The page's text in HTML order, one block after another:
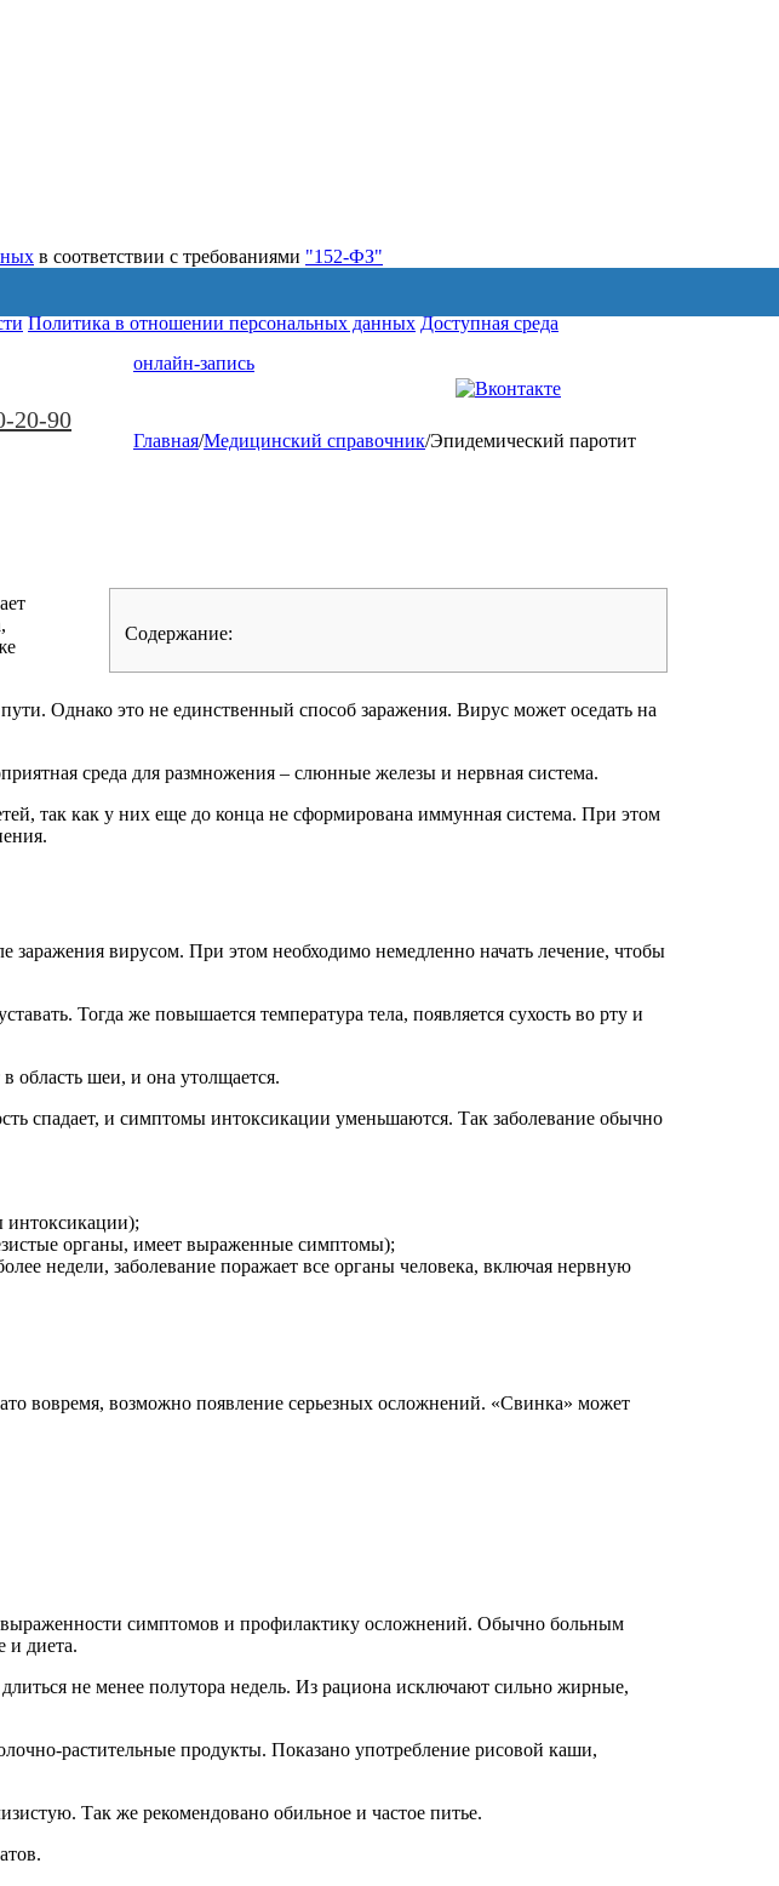
в соответствии с требованиями "152-ФЗ"
Политика в отношении персональных данных Доступная среда
20-90
онлайн-запись
Главная/Медицинский справочник/Эпидемический паротит
Содержание:
Однако это не единственный способ заражения. Вирус может оседать на
среда для размножения – слюнные железы и нервная система.
так как у них еще до конца не сформирована иммунная система. При этом
заражения вирусом. При этом необходимо немедленно начать лечение, чтобы
Тогда же повышается температура тела, появляется сухость во рту и
область шеи, и она утолщается.
спадает, и симптомы интоксикации уменьшаются. Так заболевание обычно
интоксикации);
органы, имеет выраженные симптомы);
недели, заболевание поражает все органы человека, включая нервную
вовремя, возможно появление серьезных осложнений. «Свинка» может
симптомов и профилактику осложнений. Обычно больным
и диета.
не менее полутора недель. Из рациона исключают сильно жирные,
растительные продукты. Показано употребление рисовой каши,
Так же рекомендовано обильное и частое питье.